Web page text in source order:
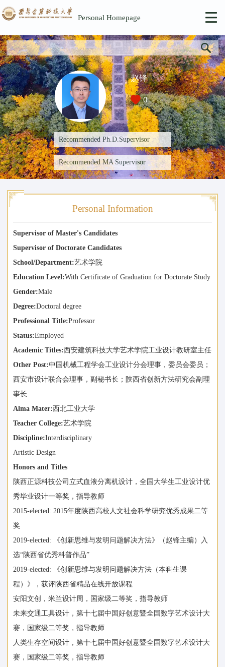
Personal Homepage
赵锋
0
Recommended Ph.D.Supervisor
Recommended MA Supervisor
Personal Information
Supervisor of Master's Candidates
Supervisor of Doctorate Candidates
School/Department:艺术学院
Education Level:With Certificate of Graduation for Doctorate Study
Gender:Male
Degree:Doctoral degree
Professional Title:Professor
Status:Employed
Academic Titles:西安建筑科技大学艺术学院工业设计教研室主任
Other Post:中国机械工程学会工业设计分会理事，委员会委员；
西安市设计联合会理事，副秘书长；陕西省创新方法研究会副理
事长
Alma Mater:西北工业大学
Teacher College:艺术学院
Discipline:Interdisciplinary
Artistic Design
Honors and Titles
陕西正源科技公司立式血液分离机设计，全国大学生工业设计优
秀毕业设计一等奖，指导教师
2015-elected: 2015年度陕西高校人文社会科学研究优秀成果二等
奖
2019-elected: 《创新思维与发明问题解决方法》（赵锋主编）入
选“陕西省优秀科普作品”
2019-elected: 《创新思维与发明问题解决方法（本科生课
程）》，获评陕西省精品在线开放课程
安阳文创，米兰设计周，国家级二等奖，指导教师
未来交通工具设计，第十七届中国好创意暨全国数字艺术设计大
赛，国家级二等奖，指导教师
人类生存空间设计，第十七届中国好创意暨全国数字艺术设计大
赛，国家级二等奖，指导教师